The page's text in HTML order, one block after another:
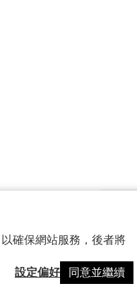
確保網站服務，後者將
設定偏好
同意並繼續